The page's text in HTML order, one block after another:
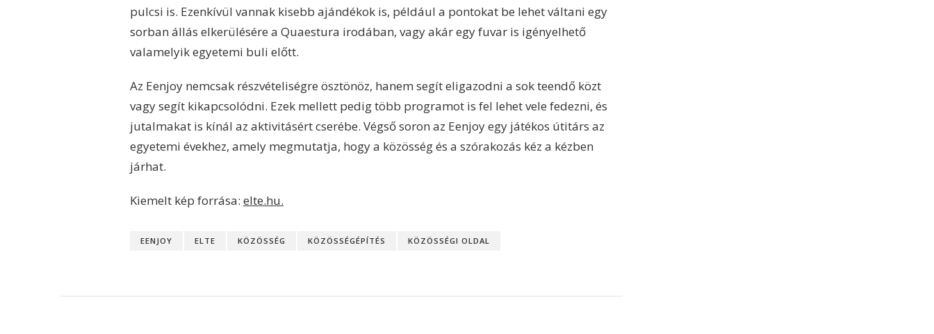
pulcsi is. Ezenkívül vannak kisebb ajándékok is, például a pontokat be lehet váltani egy
sorban állás elkerülésére a Quaestura irodában, vagy akár egy fuvar is igényelhető
valamelyik egyetemi buli előtt.
Az Eenjoy nemcsak részvételiségre ösztönöz, hanem segít eligazodni a sok teendő közt
vagy segít kikapcsolódni. Ezek mellett pedig több programot is fel lehet vele fedezni, és
jutalmakat is kínál az aktivitásért cserébe. Végső soron az Eenjoy egy játékos útitárs az
egyetemi évekhez, amely megmutatja, hogy a közösség és a szórakozás kéz a kézben
járhat.
Kiemelt kép forrása: elte.hu.
EENJOY ELTE KÖZÖSSÉG KÖZÖSSÉGÉPÍTÉS KÖZÖSSÉGI OLDAL